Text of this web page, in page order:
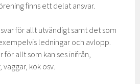
finns ett delat ansvar.
för allt utvändigt samt det som
ledningar och avlopp.
för allt som kan ses inifrån,
kök osv.